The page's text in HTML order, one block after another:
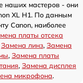
наших мастеров - они
XL H1. По данным
Canon, наиболее
платы отсека
Замена линз, Замена
, Замена платы
, Замена дисплея
микрофона.